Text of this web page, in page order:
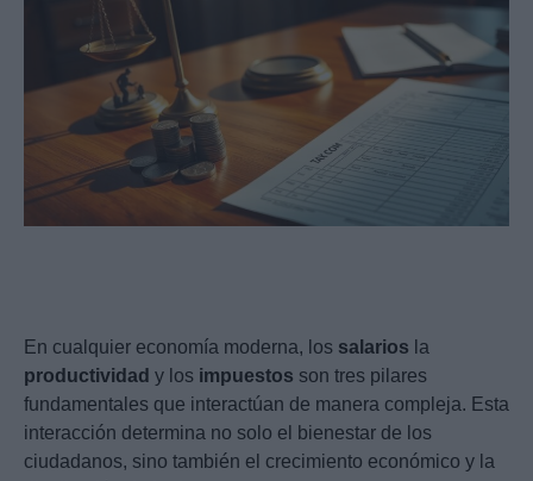
En cualquier economía moderna, los salarios la
productividad y los impuestos son tres pilares
fundamentales que interactúan de manera compleja. Esta
interacción determina no solo el bienestar de los
ciudadanos, sino también el crecimiento económico y la